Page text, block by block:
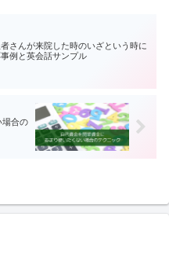
さんが来院した時のいざという時に
例と英会話サンプル
場合の